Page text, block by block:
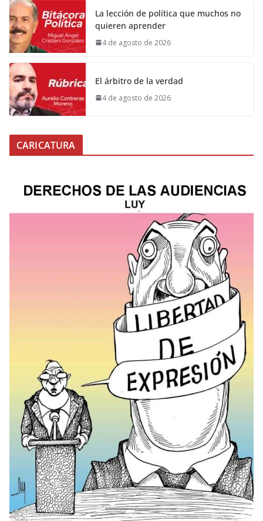
La lección de política que muchos no
quieren aprender
4 de agosto de 2026
El árbitro de la verdad
4 de agosto de 2026
CARICATURA